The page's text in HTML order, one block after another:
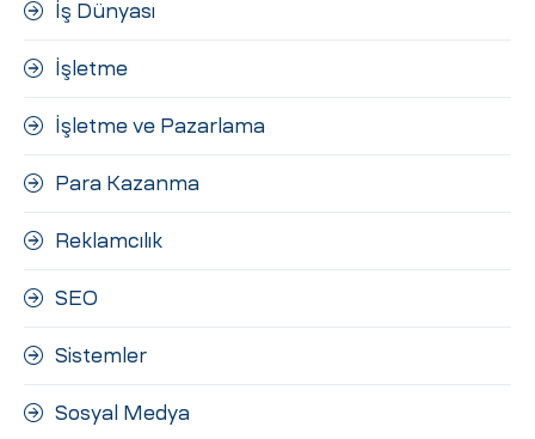
İş Dünyası
İşletme
İşletme ve Pazarlama
Para Kazanma
Reklamcılık
SEO
Sistemler
Sosyal Medya